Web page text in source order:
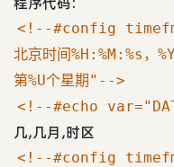
<!--#config
北京时间%H:%M:%s，
第%U个星期"-->
<!--#echo
几,几月,时区
<!--#config